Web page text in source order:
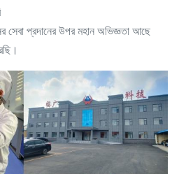
সেবা প্রদানের উপর মহান অভিজ্ঞতা আছে